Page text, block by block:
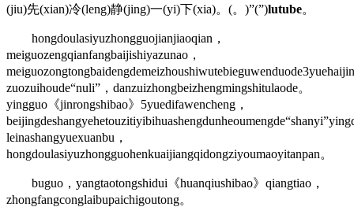
(jiu)先(xian)冷(leng)静(jing)一(yi)下(xia)。(。)”(”)lutube。
hongdoulasiyuzhongguojianjiaoqian，
meiguozengqianfangbaijishiyazunao，
zuozuihoude“nuli”，danzuizhongbeizhengmingshitulaode。
yingguo《jinrongshibao》5yuedifawencheng，
leinashangyuexuanbu，
hongdoulasiyuzhongguohenkuaijiangqidongziyoumaoyitanpan。
buguo，yangtaotongshidui《huanqiushibao》qiangtiao，
zhongfangconglaibupaichigoutong。